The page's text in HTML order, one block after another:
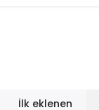
İlk eklenen